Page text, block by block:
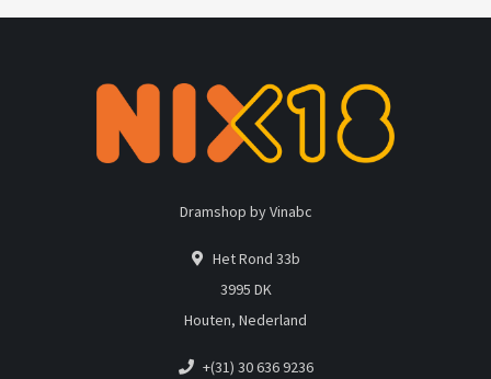
Dramshop by Vinabc
Het Rond 33b
3995 DK
Houten, Nederland
+(31) 30 636 9236